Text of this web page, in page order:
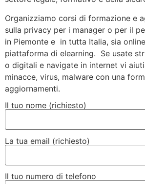
Organizziamo corsi di formazione e
sulla privacy per i manager o per il
in Piemonte e in tutta Italia, sia
piattaforma di elearning. Se usate
o digitali e navigate in internet vi
minacce, virus, malware con una
aggiornamenti.
Il tuo nome (richiesto)
La tua email (richiesto)
Il tuo numero di telefono